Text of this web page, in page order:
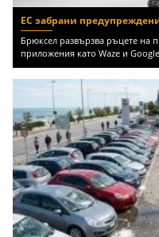
ЕС забрани
Брюксел развързва ръцете на
приложения като Waze и